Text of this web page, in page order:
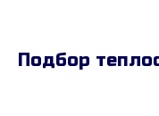
Подбор